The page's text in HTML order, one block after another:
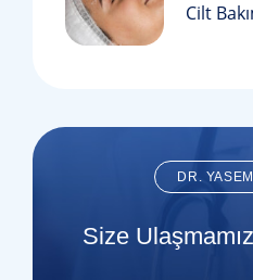
Cilt
DR.
Size